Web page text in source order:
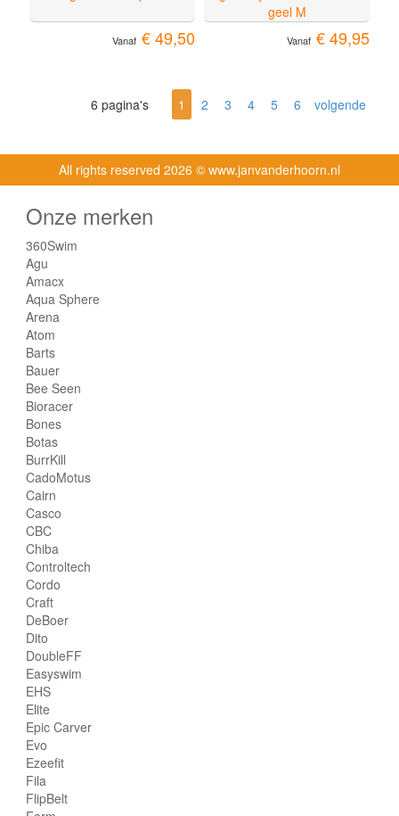
Vanaf € 49,50
geel M
Vanaf € 49,95
6 pagina's 1 2 3 4 5 6 volgende
All rights reserved 2026 © www.janvanderhoorn.nl
Onze merken
360Swim
Agu
Amacx
Aqua Sphere
Arena
Atom
Barts
Bauer
Bee Seen
Bioracer
Bones
Botas
BurrKill
CadoMotus
Cairn
Casco
CBC
Chiba
Controltech
Cordo
Craft
DeBoer
Dito
DoubleFF
Easyswim
EHS
Elite
Epic Carver
Evo
Ezeefit
Fila
FlipBelt